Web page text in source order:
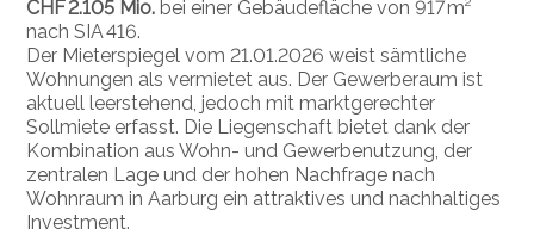
CHF 2.105 Mio. bei einer Gebäudefläche von 917 m²
nach SIA 416.
Der Mieterspiegel vom 21.01.2026 weist sämtliche
Wohnungen als vermietet aus. Der Gewerberaum ist
aktuell leerstehend, jedoch mit marktgerechter
Sollmiete erfasst. Die Liegenschaft bietet dank der
Kombination aus Wohn- und Gewerbenutzung, der
zentralen Lage und der hohen Nachfrage nach
Wohnraum in Aarburg ein attraktives und nachhaltiges
Investment.